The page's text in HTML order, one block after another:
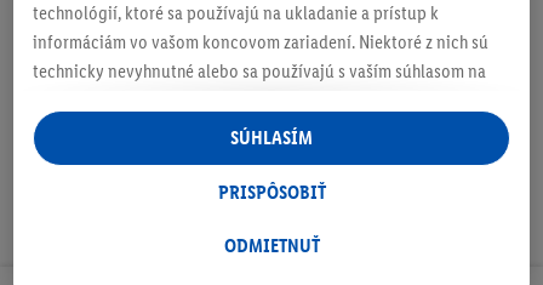
technológií, ktoré sa používajú na ukladanie a prístup k
informáciám vo vašom koncovom zariadení. Niektoré z nich sú
technicky nevyhnutné alebo sa používajú s vaším súhlasom na
personalizovanú reklamu v rámci služieb Lidl aj mimo nich. Ak
ste účastníkom programu Lidl Plus, na tieto účely sa spracúvajú
aj údaje z vášho nákupného správania v obchode.
následne si vytvoríte účet Lidl Plus alebo sa prihlásite do svojho
ODMIETNUŤ
PRISPÔSOBIŤ
SÚHLASÍM